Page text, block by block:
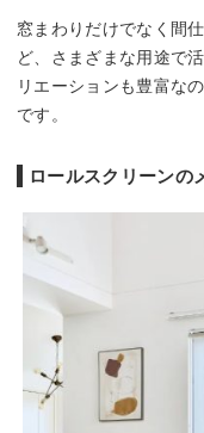
窓まわりだけでなく間
ど、さまざまな用途で
リエーションも豊富な
です。
ロールスクリーンの